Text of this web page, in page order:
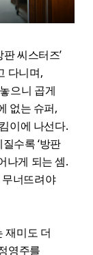
씨스터즈’
다니며,
으니 곱게
없는 슈퍼,
이에 나선다.
수록 ‘방판
나게 되는 셈.
너뜨려야
재미도 더
영주를